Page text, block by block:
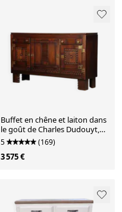
Buffet en chêne et laiton dans
le goût de Charles Dudouyt,
1940
5 (169)
3 575 €